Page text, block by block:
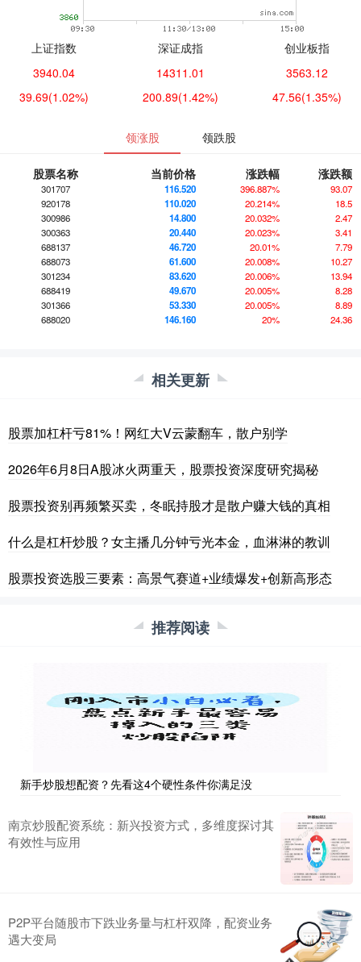
上证指数
3940.04
39.69(1.02%)
深证成指
14311.01
200.89(1.42%)
创业板指
3563.12
47.56(1.35%)
领涨股 领跌股
股票名称 当前价格 涨跌幅 涨跌额
301707 116.520 396.887%
93.07
920178
110.020 20.214%
18.5
300986
14.800 20.032%
2.47
300363
20.440 20.023%
3.41
688137
46.720 20.01%
7.79
688073
61.600 20.008%
10.27
301234
83.620 20.006%
13.94
688419
49.670 20.005%
8.28
301366
53.330 20.005%
8.89
688020
146.160 20% 24.36
相关更新
股票加杠杆亏81%！网红大V云蒙翻车，散户别学
2026年6月8日A股冰火两重天，股票投资深度研究揭秘
股票投资别再频繁买卖，冬眠持股才是散户赚大钱的真相
什么是杠杆炒股？女主播几分钟亏光本金，血淋淋的教训
股票投资选股三要素：高景气赛道+业绩爆发+创新高形态
推荐阅读
新手炒股想配资？先看这4个硬性条件你满足没
南京炒股配资系统：新兴投资方式，多维度探讨其
有效性与应用
P2P平台随股市下跌业务量与杠杆双降，配资业务
遇大变局